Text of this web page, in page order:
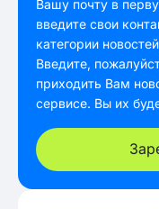
Вашу почту в
введите свои
категории
Введите,
приходить Вам
сервисе. Вы их